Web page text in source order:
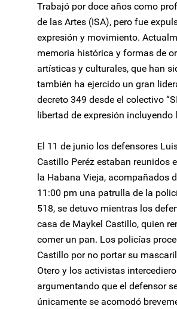
Trabajó por doce años como
de las Artes (ISA), pero fue
expresión y movimiento.
memoria histórica y formas de
artísticas y culturales, que han
también ha ejercido un gran
decreto 349 desde el colectivo
libertad de expresión
El 11 de junio los defensores
Castillo Peréz estaban reunidos
la Habana Vieja, acompañados
11:00 pm una patrulla de la
518, se detuvo mientras los
casa de Maykel Castillo, quien
comer un pan. Los policías
Castillo por no portar su
Otero y los activistas
argumentando que el defensor
únicamente se acomodó